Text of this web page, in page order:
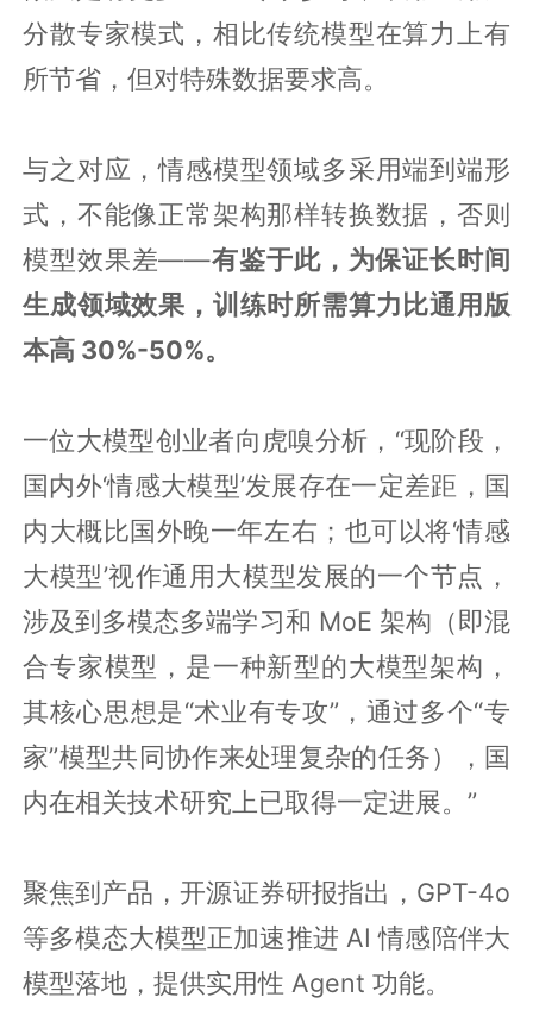
分散专家模式，相比传统模型在算力上有
所节省，但对特殊数据要求高。
与之对应，情感模型领域多采用端到端形
式，不能像正常架构那样转换数据，否则
模型效果差——有鉴于此，为保证长时间
生成领域效果，训练时所需算力比通用版
本高 30%-50%。
一位大模型创业者向虎嗅分析，“现阶段，
国内外‘情感大模型’发展存在一定差距，国
内大概比国外晚一年左右；也可以将‘情感
大模型’视作通用大模型发展的一个节点，
涉及到多模态多端学习和 MoE 架构（即混
合专家模型，是一种新型的大模型架构，
其核心思想是“术业有专攻”，通过多个“专
家”模型共同协作来处理复杂的任务），国
内在相关技术研究上已取得一定进展。”
聚焦到产品，开源证券研报指出，GPT-4o
等多模态大模型正加速推进 AI 情感陪伴大
模型落地，提供实用性 Agent 功能。